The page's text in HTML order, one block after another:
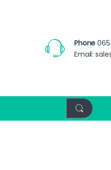
Phone
Email: